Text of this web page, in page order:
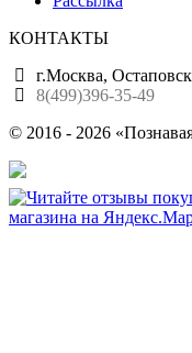
КОНТАКТЫ
г.Москва,
8(499)396-35-49
© 2016 - 2026